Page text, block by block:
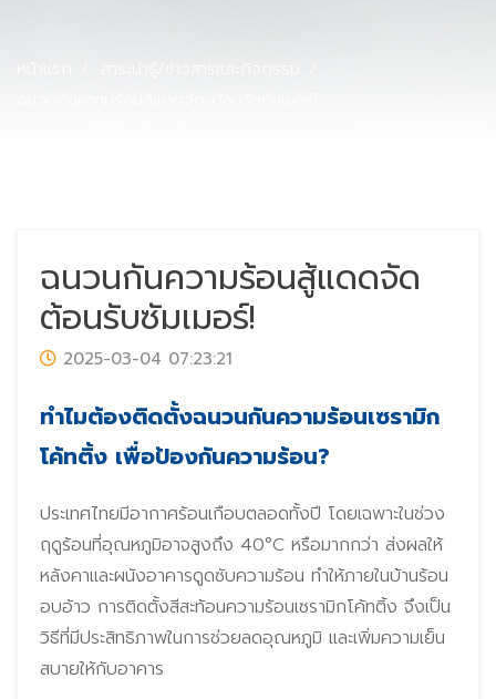
ฉนวนกันความร้อนสู้แดดจัด
ต้อนรับซัมเมอร์!
2025-03-04 07:23:21
ทำไมต้องติดตั้งฉนวนกันความร้อนเซรามิก
โค้ทติ้ง เพื่อป้องกันความร้อน?
ประเทศไทยมีอากาศร้อนเกือบตลอดทั้งปี โดยเฉพาะในช่วง
ฤดูร้อนที่อุณหภูมิอาจสูงถึง 40°C หรือมากกว่า ส่งผลให้
หลังคาและผนังอาคารดูดซับความร้อน ทำให้ภายในบ้านร้อน
อบอ้าว การติดตั้งสีสะท้อนความร้อนเซรามิกโค้ทติ้ง จึงเป็น
วิธีที่มีประสิทธิภาพในการช่วยลดอุณหภูมิ และเพิ่มความเย็น
สบายให้กับอาคาร